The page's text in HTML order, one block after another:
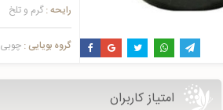
رایحه : گرم و تلخ
گروه بویایی : چوبی
امتیاز کاربران